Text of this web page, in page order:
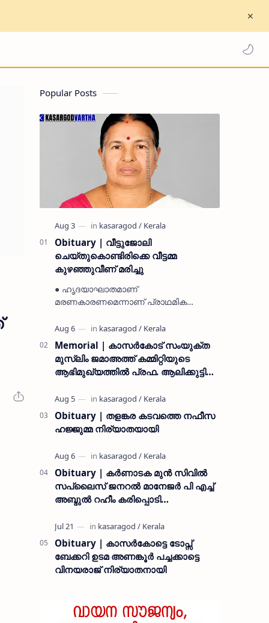
Popular Posts
Obituary | വീട്ടുജോലി
ചെയ്തുകൊണ്ടിരിക്കെ വീട്ടമ്മ
കുഴഞ്ഞുവീണ് മരിച്ചു
● ഹൃദയാഘാതമാണ്
മരണകാരണമെന്നാണ് പ്രാഥമിക
കമ്യൂണിസ്റ്റ് പ്രവർത്തകരായ
രാമൻ്റെയും ചിരുതേയിയുടെയും
മകളാണ് ● വിവരമറിഞ്ഞ് ജനപ്ര…
Memorial | കാസർകോട് സംയുക്ത
മുസ്ലിം ജമാഅത്ത് കമ്മിറ്റിയുടെ
ആഭിമുഖ്യത്തിൽ പ്രഫ. ആലിക്കുട്ടി
Obituary | തളങ്കര കടവത്തെ നഫീസ
ഹജ്ജുമ്മ നിര്യാതയായി
Obituary | കർണാടക മുൻ സിവില്‍
സപ്ലൈസ് ജനറൽ മാനേജർ പി എച്ച്
അബ്ദുൽ റഹീം കരിപ്പൊടി
Obituary | കാസർകോട്ടെ ടോപ്സ്
ബേക്കറി ഉടമ അണങ്കൂർ പച്ചക്കാട്ടെ
വിനയരാജ് നിര്യാതനായി